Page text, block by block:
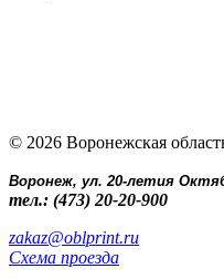
© 2026 Воронежская
Воронеж, ул. 20-летия
тел.: (473) 20-20-900
zakaz@oblprint.ru
Схема проезда